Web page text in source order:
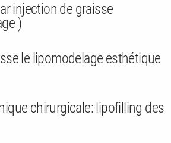
injection de graisse
)
le lipomodelage esthétique
chirurgicale: lipofilling des